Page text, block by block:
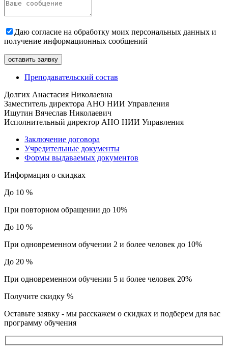
Даю согласие на обработку моих персональных данных и
получение информационных сообщений
Преподавательский состав
Долгих Анастасия Николаевна
Заместитель директора АНО НИИ Управления
Ишутин Вячеслав Николаевич
Исполнительный директор АНО НИИ Управления
Заключение договора
Учредительные документы
Формы выдаваемых документов
Информация о скидках
До 10 %
При повторном обращении до 10%
До 10 %
При одновременном обучении 2 и более человек до 10%
До 20 %
При одновременном обучении 5 и более человек 20%
Получите скидку %
Оставьте заявку - мы расскажем о скидках и подберем для вас
программу обучения